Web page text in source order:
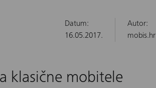
Datum:
16.05.2017.
Autor:
mobis.hr
klasične mobitele